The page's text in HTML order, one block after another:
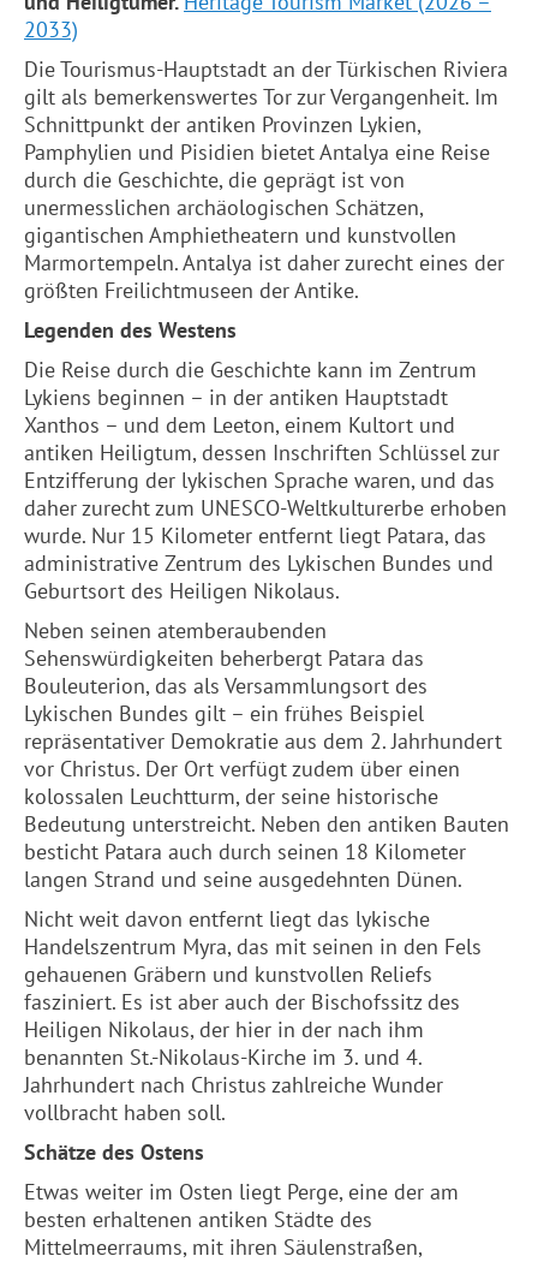
2033)
Die Tourismus-Hauptstadt an der Türkischen Riviera
gilt als bemerkenswertes Tor zur Vergangenheit. Im
Schnittpunkt der antiken Provinzen Lykien,
Pamphylien und Pisidien bietet Antalya eine Reise
durch die Geschichte, die geprägt ist von
unermesslichen archäologischen Schätzen,
gigantischen Amphietheatern und kunstvollen
Marmortempeln. Antalya ist daher zurecht eines der
größten Freilichtmuseen der Antike.
Legenden des Westens
Die Reise durch die Geschichte kann im Zentrum
Lykiens beginnen – in der antiken Hauptstadt
Xanthos – und dem Leeton, einem Kultort und
antiken Heiligtum, dessen Inschriften Schlüssel zur
Entzifferung der lykischen Sprache waren, und das
daher zurecht zum UNESCO-Weltkulturerbe erhoben
wurde. Nur 15 Kilometer entfernt liegt Patara, das
administrative Zentrum des Lykischen Bundes und
Geburtsort des Heiligen Nikolaus.
Neben seinen atemberaubenden
Sehenswürdigkeiten beherbergt Patara das
Bouleuterion, das als Versammlungsort des
Lykischen Bundes gilt – ein frühes Beispiel
repräsentativer Demokratie aus dem 2. Jahrhundert
vor Christus. Der Ort verfügt zudem über einen
kolossalen Leuchtturm, der seine historische
Bedeutung unterstreicht. Neben den antiken Bauten
besticht Patara auch durch seinen 18 Kilometer
langen Strand und seine ausgedehnten Dünen.
Nicht weit davon entfernt liegt das lykische
Handelszentrum Myra, das mit seinen in den Fels
gehauenen Gräbern und kunstvollen Reliefs
fasziniert. Es ist aber auch der Bischofssitz des
Heiligen Nikolaus, der hier in der nach ihm
benannten St.-Nikolaus-Kirche im 3. und 4.
Jahrhundert nach Christus zahlreiche Wunder
vollbracht haben soll.
Schätze des Ostens
Etwas weiter im Osten liegt Perge, eine der am
besten erhaltenen antiken Städte des
Mittelmeerraums, mit ihren Säulenstraßen,